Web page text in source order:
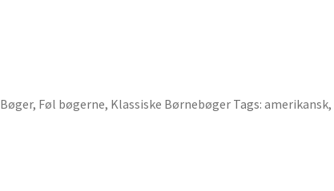
Bøger, Føl bøgerne, Klassiske Børnebøger Tags:amerikansk,